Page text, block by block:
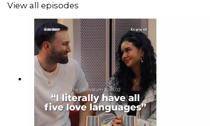
View all episodes